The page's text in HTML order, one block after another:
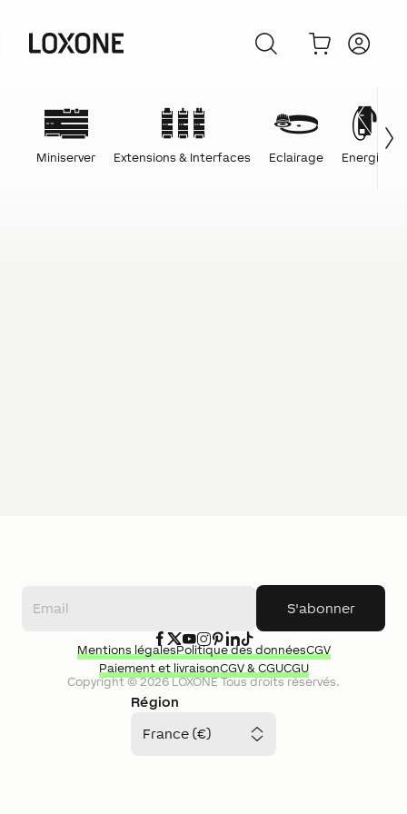
Miniserver Extensions & Interfaces Eclairage Energie
S'abonner
Région
France (€)
Copyright ©2026LOXONETous droits réservés.
Mentions légalesPolitique des donnéesCGV
Paiement et livraisonCGV & CGUCGU